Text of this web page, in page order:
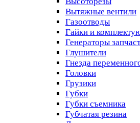
Вытяжные вентили
Газоотводы
Гайки и
Генераторы
Глушители
Гнезда
Головки
Грузики
Губки
Губки съемника
Губчатая резина